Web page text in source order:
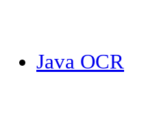
Java OCR